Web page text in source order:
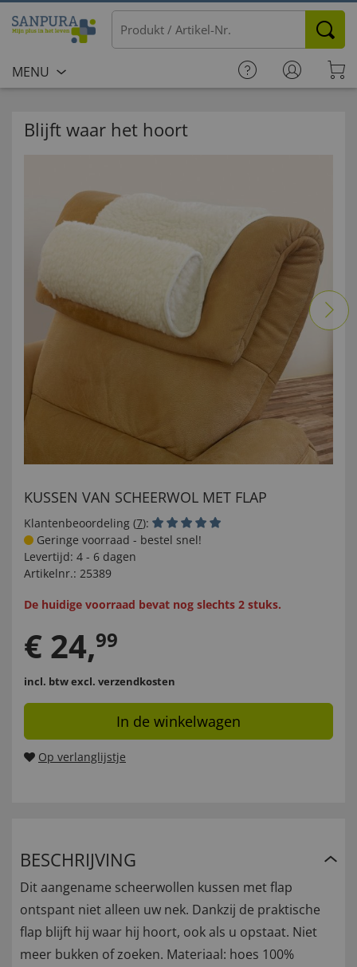
MENU
Blijft waar het hoort
KUSSEN VAN SCHEERWOL MET FLAP
Klantenbeoordeling (7):
Geringe voorraad - bestel snel!
Levertijd: 4 - 6 dagen
Artikelnr.: 25389
De huidige voorraad bevat nog slechts 2 stuks.
€ 24,99
incl. btwexcl. verzendkosten
In de winkelwagen
Op verlanglijstje
BESCHRIJVING
Dit aangename scheerwollen kussen met flap
ontspant niet alleen uw nek. Dankzij de praktische
flap blijft hij waar hij hoort, ook als u opstaat. Niet
meer bukken of zoeken. Materiaal: hoes 100%